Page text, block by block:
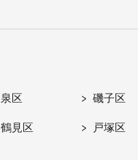
泉区 磯子区
鶴見区 戸塚区